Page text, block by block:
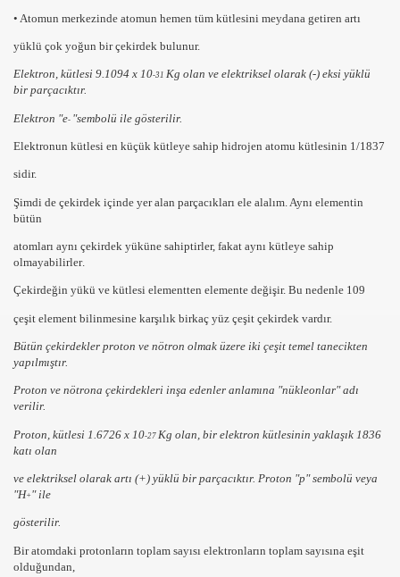
• Atomun merkezinde atomun hemen tüm kütlesini meydana getiren artı
yüklü çok yoğun birçekirdek bulunur.
Elektron, kütlesi 9.1094 x 10-31 Kg olan ve elektriksel olarak (-) eksi yüklü
bir parçacıktır.
Elektron "e- "sembolü ile gösterilir.
Elektronun kütlesi en küçük kütleye sahip hidrojen atomu kütlesinin 1/1837
sidir.
Şimdi de çekirdek içinde yer alan parçacıkları ele alalım. Aynı elementin
bütün
atomları aynı çekirdek yüküne sahiptirler, fakat aynı kütleye sahip
olmayabilirler.
Çekirdeğin yükü ve kütlesi elementten elemente değişir. Bu nedenle 109
çeşit element bilinmesine karşılık birkaç yüz çeşit çekirdek vardır.
Bütün çekirdekler proton ve nötron olmak üzere iki çeşit temel tanecikten
yapılmıştır.
Proton ve nötrona çekirdekleri inşa edenler anlamına "nükleonlar"adı
verilir.
Proton , kütlesi 1.6726 x 10-27 Kg olan, bir elektron kütlesinin yaklaşık 1836
katı olan
ve elektriksel olarak artı (+) yüklü bir parçacıktır. Proton "p"sembolü veya
"H+ "ile
gösterilir.
Bir atomdaki protonların toplam sayısı elektronların toplam sayısına eşit
olduğundan,